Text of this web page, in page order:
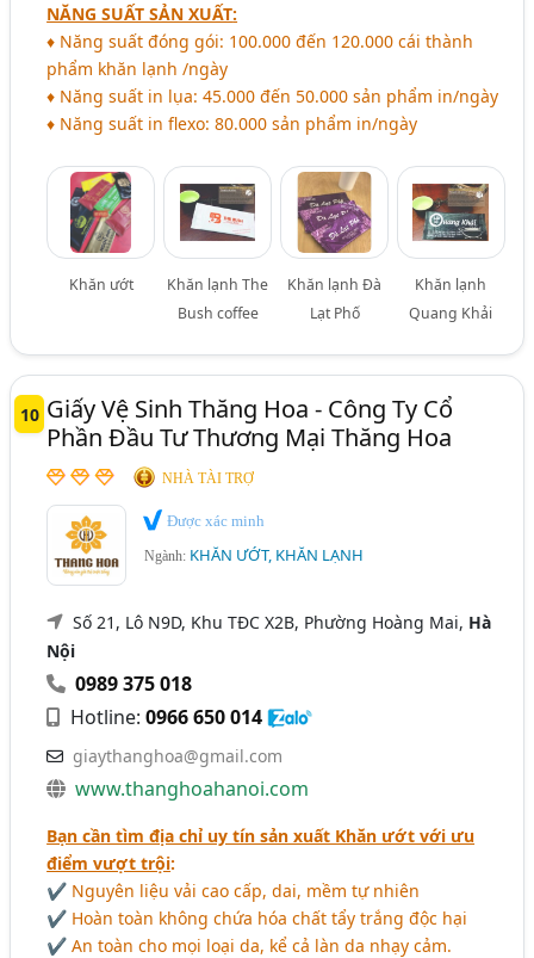
NĂNG SUẤT SẢN XUẤT:
♦ Năng suất đóng gói: 100.000 đến 120.000 cái thành
phẩm khăn lạnh /ngày
♦ Năng suất in lụa: 45.000 đến 50.000 sản phẩm in/ngày
♦ Năng suất in flexo: 80.000 sản phẩm in/ngày
Khăn ướt
Khăn lạnh The
Bush coffee
Khăn lạnh Đà
Lạt Phố
Khăn lạnh
Quang Khải
10 Giấy Vệ Sinh Thăng Hoa - Công Ty Cổ
Phần Đầu Tư Thương Mại Thăng Hoa
NHÀ TÀI TRỢ
Được xác minh
Ngành: KHĂN ƯỚT, KHĂN LẠNH
Số 21, Lô N9D, Khu TĐC X2B, Phường Hoàng Mai, Hà
Nội
0989 375 018
Hotline:0966 650 014
giaythanghoa@gmail.com
www.thanghoahanoi.com
Bạn cần tìm địa chỉ uy tín sản xuất Khăn ướt với ưu
điểm vượt trội:
✔ Nguyên liệu vải cao cấp, dai, mềm tự nhiên
✔ Hoàn toàn không chứa hóa chất tẩy trắng độc hại
✔ An toàn cho mọi loại da, kể cả làn da nhạy cảm.